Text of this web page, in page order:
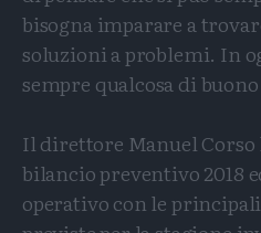
bisogna imparare a
soluzioni a problemi. In
sempre qualcosa di
Il direttore Manuel Corso
bilancio preventivo 2018
operativo con le